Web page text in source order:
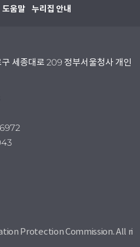
도움말 누리집 안내
세종대로 209 정부서울청사 개인
Protection Commission. All ri